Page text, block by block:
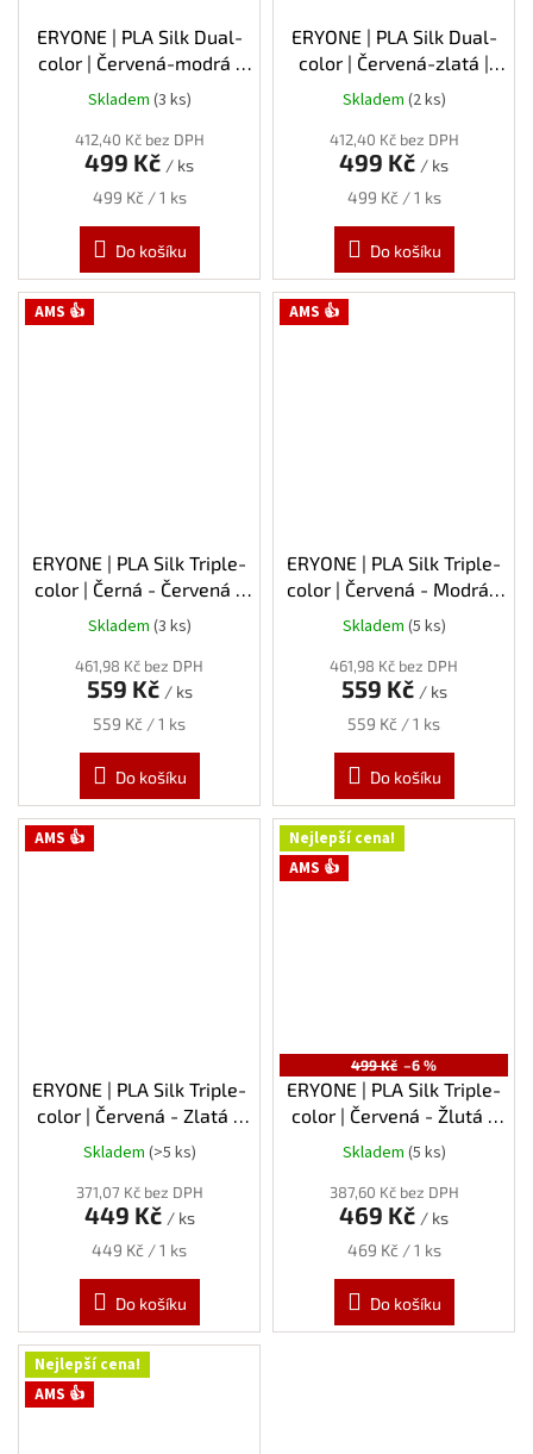
ERYONE | PLA Silk Dual-
color | Červená-modrá |
1.75mm | 1kg
Skladem (3 ks)
412,40 Kč bez DPH
499 Kč / ks
Měrná
499 Kč / 1 ks
Do košíku
ERYONE | PLA Silk Dual-
color | Červená-zlatá |
1.75mm | 1kg
Skladem (2 ks)
412,40 Kč bez DPH
499 Kč / ks
Měrná
499 Kč / 1 ks
Do košíku
AMS 👍
ERYONE | PLA Silk Triple-
color | Černá - Červená -
Zlatá | 1.75mm | 1kg
Skladem (3 ks)
461,98 Kč bez DPH
559 Kč / ks
Měrná
559 Kč / 1 ks
Do košíku
AMS 👍
ERYONE | PLA Silk Triple-
color | Červená - Modrá -
Zelená | 1.75mm | 1kg
Skladem (5 ks)
461,98 Kč bez DPH
559 Kč / ks
Měrná
559 Kč / 1 ks
Do košíku
AMS 👍
ERYONE | PLA Silk Triple-
color | Červená - Zlatá -
Fialová | 1.75mm | 1kg
Skladem (>5 ks)
371,07 Kč bez DPH
449 Kč / ks
Měrná
449 Kč / 1 ks
Do košíku
Nejlepší cena!
AMS 👍
499 Kč –6 %
ERYONE | PLA Silk Triple-
color | Červená - Žlutá -
Modrá | 1.75mm | 1kg
Skladem (5 ks)
387,60 Kč bez DPH
469 Kč / ks
Měrná
469 Kč / 1 ks
Do košíku
Nejlepší cena!
AMS 👍